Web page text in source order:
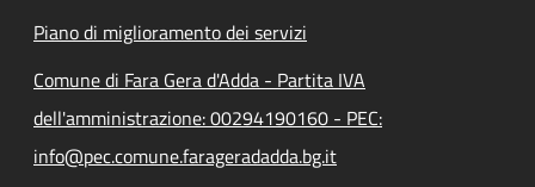
Piano di miglioramento dei servizi
Comune di Fara Gera d'Adda - Partita IVA
dell'amministrazione: 00294190160 - PEC:
info@pec.comune.farageradadda.bg.it